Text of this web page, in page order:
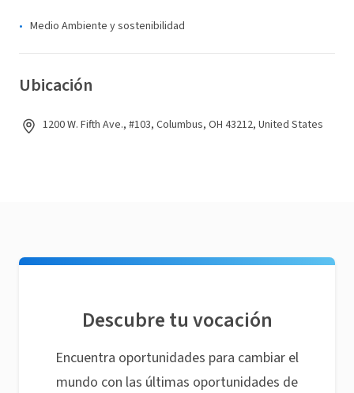
Medio Ambiente y sostenibilidad
Ubicación
1200 W. Fifth Ave., #103, Columbus, OH 43212, United States
Descubre tu vocación
Encuentra oportunidades para cambiar el
mundo con las últimas oportunidades de